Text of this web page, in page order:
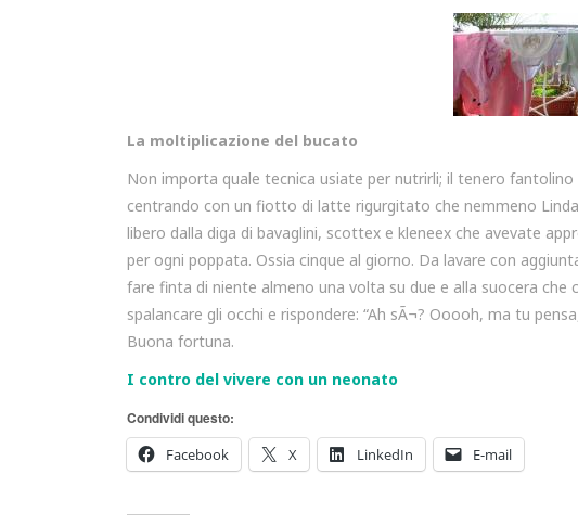
La moltiplicazione del bucato
Non importa quale tecnica usiate per nutrirli; il tenero
centrando con un fiotto di latte rigurgitato che nemmeno Linda
libero dalla diga di bavaglini, scottex e kleneex che avevate
per ogni poppata. Ossia cinque al giorno. Da lavare con
fare finta di niente almeno una volta su due e alla suocera che
spalancare gli occhi e rispondere: “Ah sÃ¬? Ooooh, ma tu
Buona fortuna.
I contro del vivere con un neonato
Condividi questo:
Facebook
X LinkedIn E-mail